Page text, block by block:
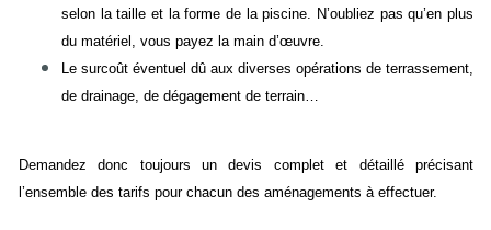
selon la taille et la forme de la piscine. N’oubliez pas qu’en plus
du matériel, vous payez la main d’œuvre.
Le surcoût éventuel dû aux diverses opérations de terrassement,
de drainage, de dégagement de terrain…
Demandez donc toujours un devis complet et détaillé précisant
l’ensemble des tarifs pour chacun des aménagements à effectuer.